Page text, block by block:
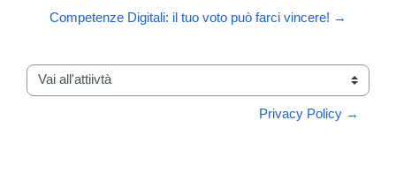
Competenze Digitali: il tuo voto può farci vincere! →
Vai all'attiivtà
Privacy Policy →